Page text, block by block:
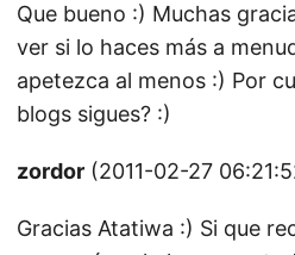
Que bueno :) Muchas
ver si lo haces más a
apetezca al menos :) Por
blogs sigues? :)
zordor (2011-02-27
Gracias Atatiwa :) Si que